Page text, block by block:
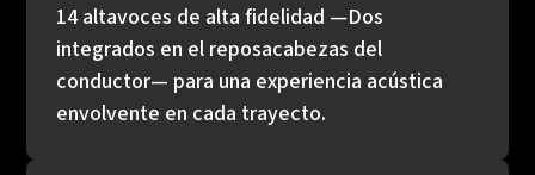
14 altavoces de alta fidelidad —Dos
integrados en el reposacabezas del
conductor​— para una experiencia acústica
envolvente en cada trayecto.